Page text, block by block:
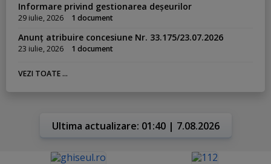
Informare privind gestionarea deșeurilor
29 iulie, 2026 1 document
Anunț atribuire concesiune Nr. 33.175/23.07.2026
23 iulie, 2026 1 document
VEZI TOATE ...
Ultima actualizare: 01:40 | 7.08.2026